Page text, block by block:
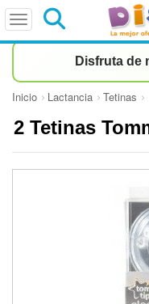
Disfruta de
Inicio Lactancia Tetinas
2 Tetinas